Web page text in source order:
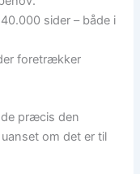
sider – både i
foretrækker
præcis den
om det er til